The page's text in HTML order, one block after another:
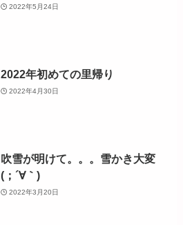
2022年5月24日
2022年初めての里帰り
2022年4月30日
吹雪が明けて。。。雪かき大変
(；´∀｀)
2022年3月20日